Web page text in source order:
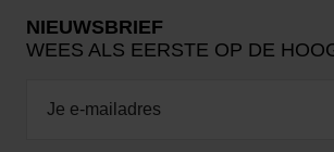
NIEUWSBRIEF
WEES ALS EERSTE OP DE